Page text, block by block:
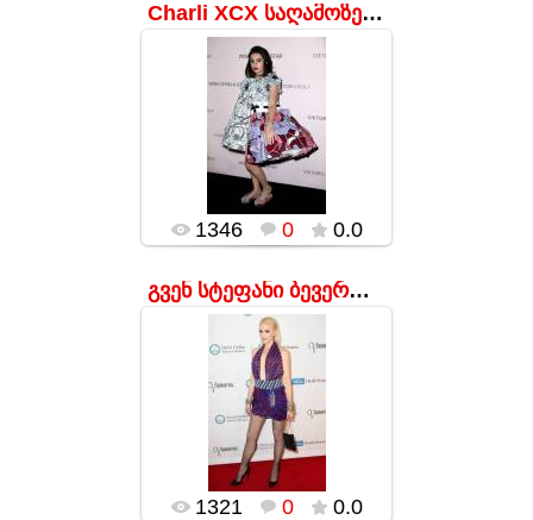
Charli XCX საღამოზე Viktor&Rolf
17.01.2016
და მიანც, Viktor&Rolf-
ის ნამუშევარი
ორგანულად
გამოიყურება
პოდიუმზე ან
მუზეუმში, მაგრამ
არანაირად წითელ
ხალიჩაზე.
popularsge
1346 0 0.0
გვენ სტეფანი ბევერლი-ჰილზში მეჯლისზე
17.01.2016
მომღერალმა
საქველმოქმედო
მეჯლისი 1980 წლის
სტილის საღამოში
აურია.
popularsge
1321
0 0.0